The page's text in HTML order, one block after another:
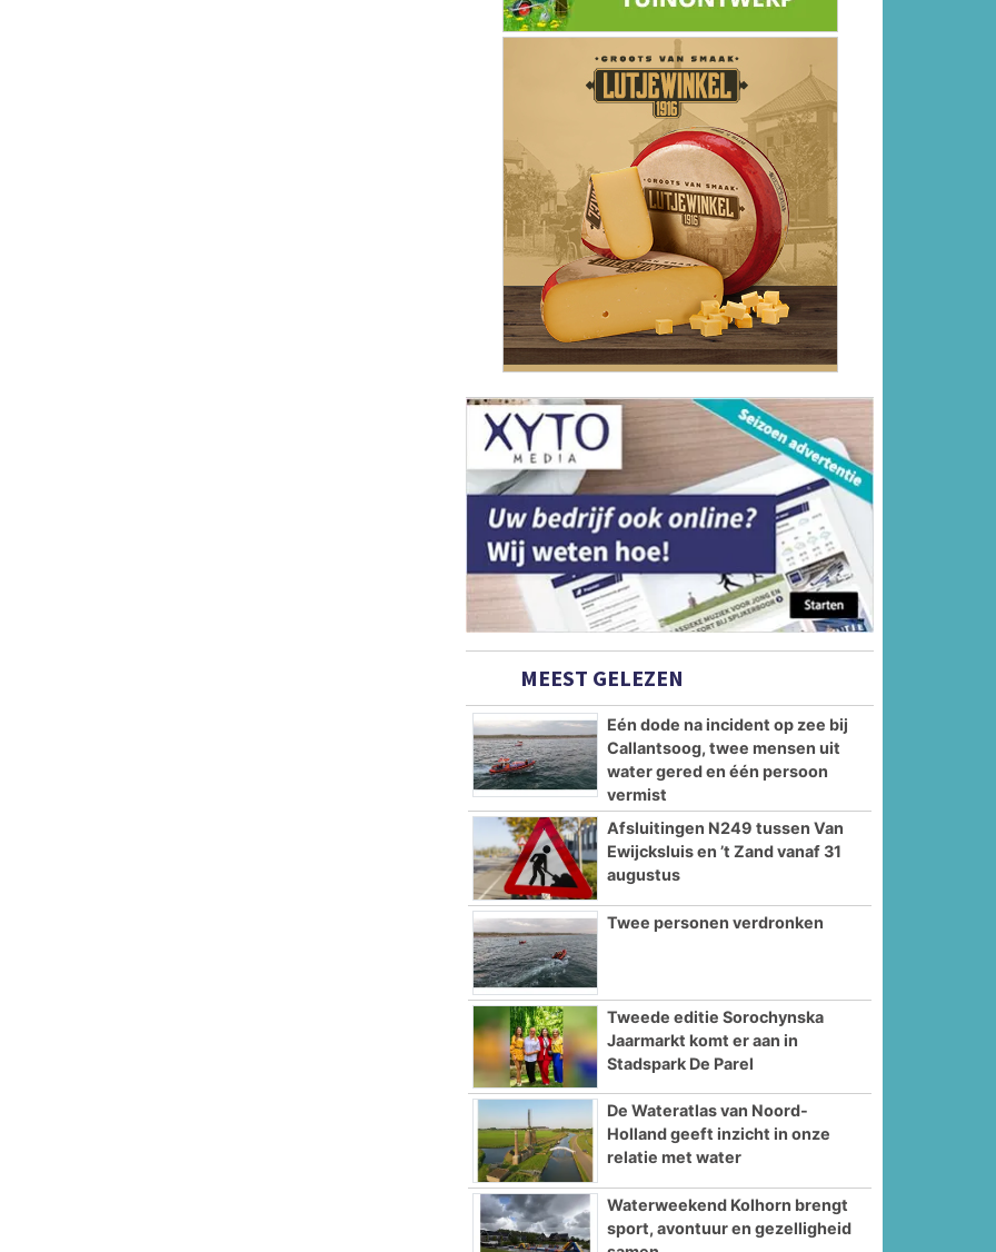
MEEST GELEZEN
Eén dode na incident op zee bij
Callantsoog, twee mensen uit
water gered en één persoon
vermist
Afsluitingen N249 tussen Van
Ewijcksluis en ’t Zand vanaf 31
augustus
Twee personen verdronken
Tweede editie Sorochynska
Jaarmarkt komt er aan in
Stadspark De Parel
De Wateratlas van Noord-
Holland geeft inzicht in onze
relatie met water
Waterweekend Kolhorn brengt
sport, avontuur en gezelligheid